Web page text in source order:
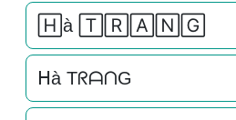
🄷à 🅃🅁🄰🄽🄶
ᕼà TᖇᗩᑎG